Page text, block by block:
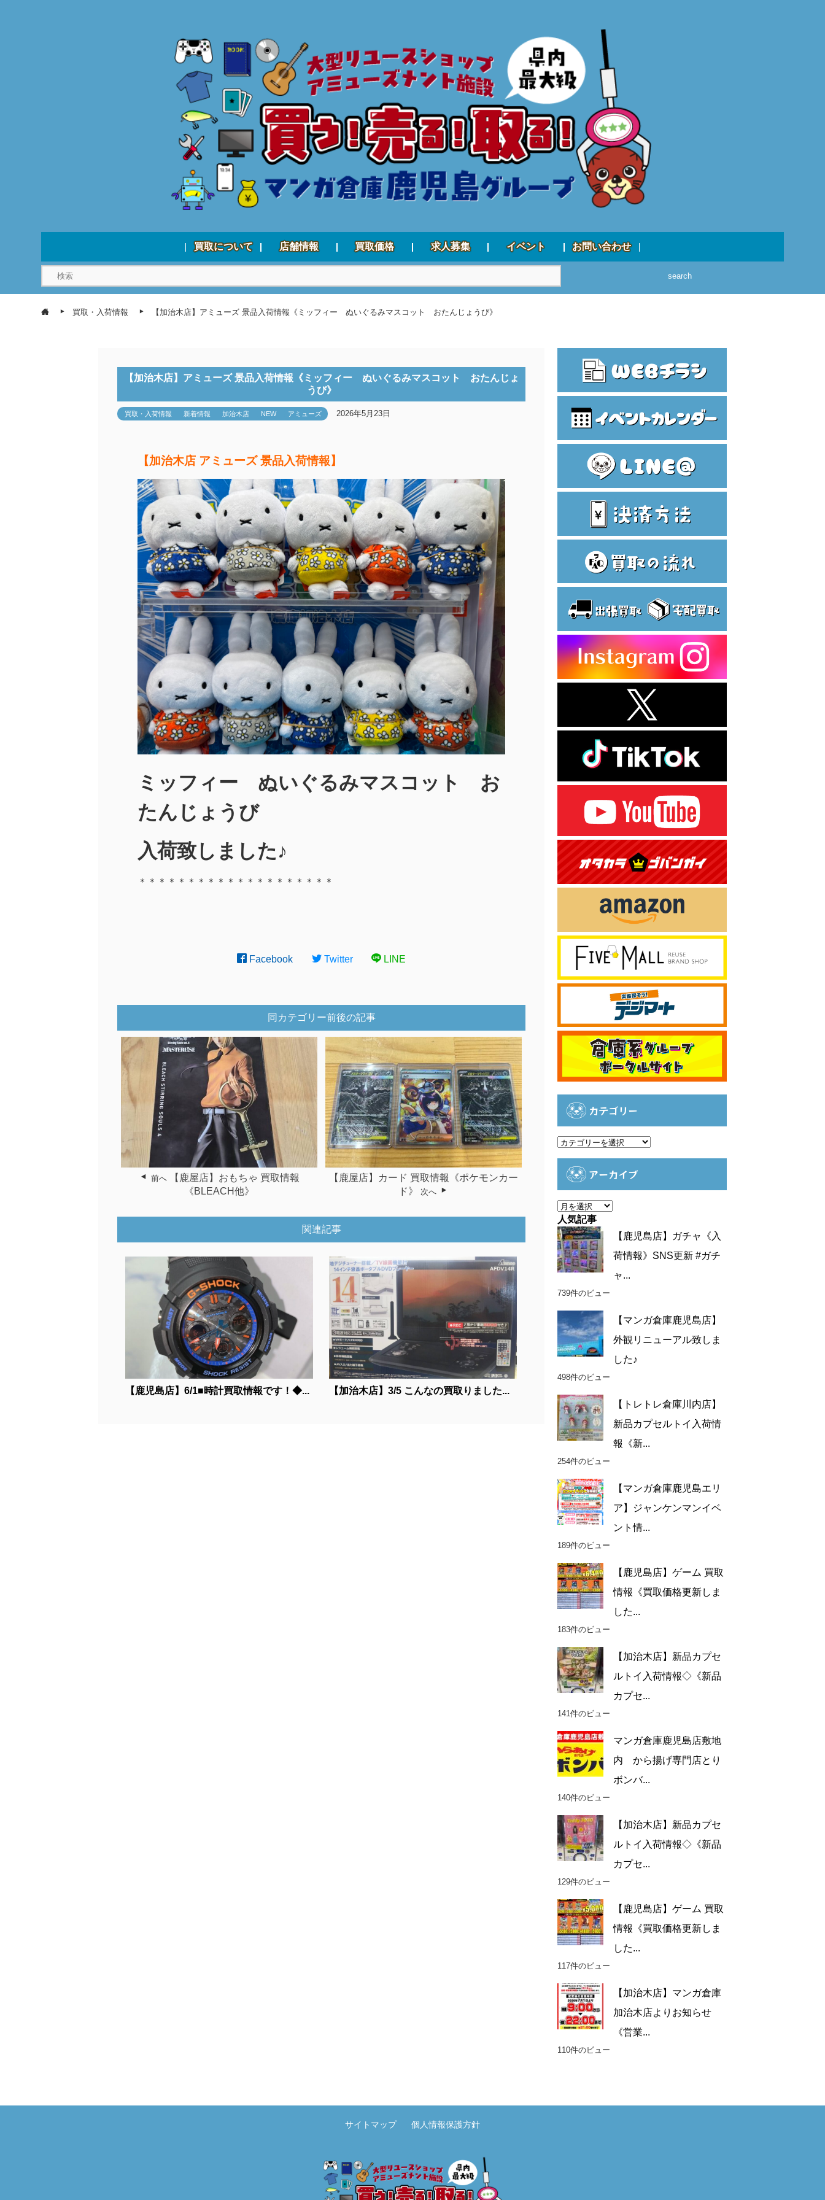
買取について 店舗情報 買取価格 求人募集 イベント お問い合わせ
search
買取・入荷情報 【加治木店】アミューズ 景品入荷情報《ミッフィー ぬいぐるみマスコット おたんじょうび》
【加治木店】アミューズ 景品入荷情報《ミッフィー ぬいぐるみマスコット おたんじょ
うび》
買取・入荷情報 新着情報 加治木店 NEW アミューズ 2026年5月23日
【加治木店 アミューズ 景品入荷情報】
ミッフィー ぬいぐるみマスコット お
たんじょうび
入荷致しました♪
＊＊＊＊＊＊＊＊＊＊＊＊＊＊＊＊＊＊＊＊
Facebook Twitter LINE
同カテゴリー前後の記事
前へ
【鹿屋店】おもちゃ 買取情報
《BLEACH他》
【鹿屋店】カード 買取情報《ポケモンカー
ド》
次へ
関連記事
【鹿児島店】6/1■時計買取情報です！◆... 【加治木店】3/5 こんなの買取りました...
カテゴリー
カ
アーカイブ
ア
ー
カ
イ
ブ
人気記事
【鹿児島店】ガチャ《入
荷情報》SNS更新 #ガチ
ャ...
739件のビュー
【マンガ倉庫鹿児島店】
外観リニューアル致しま
した♪
498件のビュー
【トレトレ倉庫川内店】
新品カプセルトイ入荷情
報《新...
254件のビュー
【マンガ倉庫鹿児島エリ
ア】ジャンケンマンイベ
ント情...
189件のビュー
【鹿児島店】ゲーム 買取
情報《買取価格更新しま
した...
183件のビュー
【加治木店】新品カプセ
ルトイ入荷情報◇《新品
カプセ...
141件のビュー
マンガ倉庫鹿児島店敷地
内 から揚げ専門店とり
ボンバ...
140件のビュー
【加治木店】新品カプセ
ルトイ入荷情報◇《新品
カプセ...
129件のビュー
【鹿児島店】ゲーム 買取
情報《買取価格更新しま
した...
117件のビュー
【加治木店】マンガ倉庫
加治木店よりお知らせ
《営業...
110件のビュー
サイトマップ 個人情報保護方針